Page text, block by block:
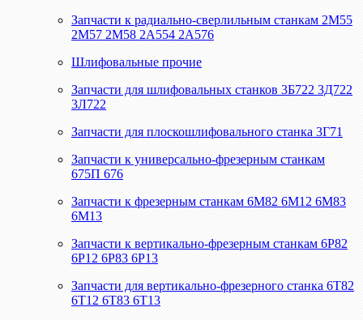
Запчасти к радиально-сверлильным станкам 2М55
2М57 2М58 2А554 2А576
Шлифовальные прочие
Запчасти для шлифовальных станков 3Б722 3Д722
3Л722
Запчасти для плоскошлифовального станка 3Г71
Запчасти к универсально-фрезерным станкам
675П 676
Запчасти к фрезерным станкам 6М82 6М12 6М83
6М13
Запчасти к вертикально-фрезерным станкам 6Р82
6Р12 6Р83 6Р13
Запчасти для вертикально-фрезерного станка 6Т82
6Т12 6Т83 6Т13